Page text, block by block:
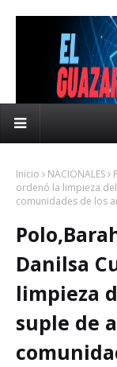
Inicio NACIONALES
ordenó la limpieza
comunidades de los
Danilsa
limpieza
suple de